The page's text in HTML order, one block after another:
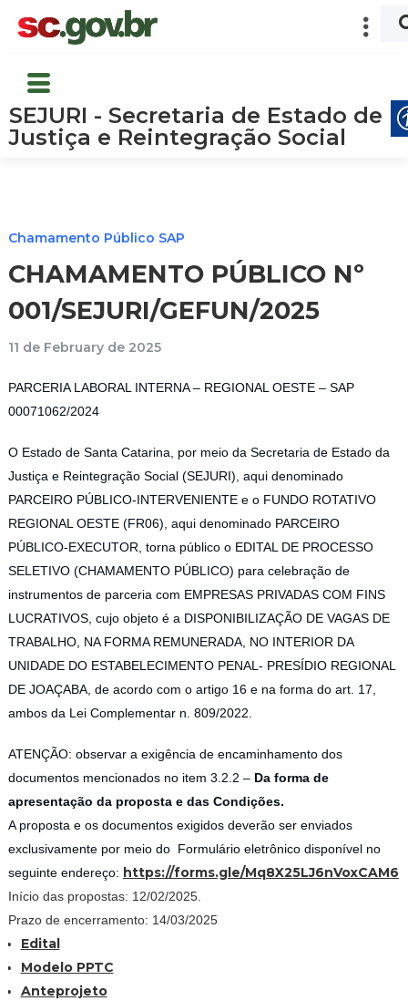
SEJURI - Secretaria de Estado de
Justiça e Reintegração Social
Chamamento Público SAP
CHAMAMENTO PÚBLICO Nº
001/SEJURI/GEFUN/2025
11 de February de 2025
PARCERIA LABORAL INTERNA – REGIONAL OESTE – SAP
00071062/2024
O Estado de Santa Catarina, por meio da Secretaria de Estado da
Justiça e Reintegração Social (SEJURI), aqui denominado
PARCEIRO PÚBLICO-INTERVENIENTE e o FUNDO ROTATIVO
REGIONAL OESTE (FR06), aqui denominado PARCEIRO
PÚBLICO-EXECUTOR, torna público o EDITAL DE PROCESSO
SELETIVO (CHAMAMENTO PÚBLICO) para celebração de
instrumentos de parceria com EMPRESAS PRIVADAS COM FINS
LUCRATIVOS, cujo objeto é a DISPONIBILIZAÇÃO DE VAGAS DE
TRABALHO, NA FORMA REMUNERADA, NO INTERIOR DA
UNIDADE DO ESTABELECIMENTO PENAL- PRESÍDIO REGIONAL
DE JOAÇABA, de acordo com o artigo 16 e na forma do art. 17,
ambos da Lei Complementar n. 809/2022.
ATENÇÃO: observar a exigência de encaminhamento dos
documentos mencionados no item 3.2.2 – Da forma de
apresentação da proposta e das Condições.
A proposta e os documentos exigidos deverão ser enviados
exclusivamente por meio do Formulário eletrônico disponível no
seguinte endereço: https://forms.gle/Mq8X25LJ6nVoxCAM6
Início das propostas: 12/02/2025.
Prazo de encerramento: 14/03/2025
Edital
Modelo PPTC
Anteprojeto